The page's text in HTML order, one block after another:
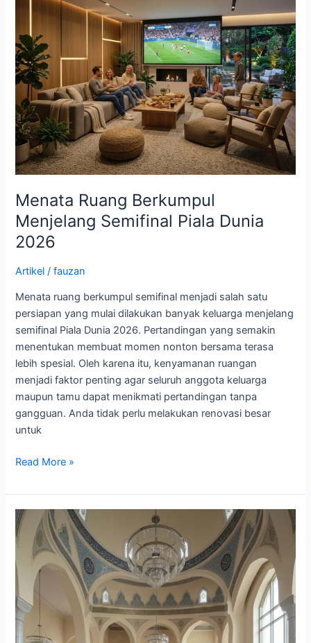
Menata Ruang Berkumpul
Menjelang Semifinal Piala Dunia
2026
Artikel /fauzan
Menata ruang berkumpul semifinal menjadi salah satu
persiapan yang mulai dilakukan banyak keluarga menjelang
semifinal Piala Dunia 2026. Pertandingan yang semakin
menentukan membuat momen nonton bersama terasa
lebih spesial. Oleh karena itu, kenyamanan ruangan
menjadi faktor penting agar seluruh anggota keluarga
maupun tamu dapat menikmati pertandingan tanpa
gangguan. Anda tidak perlu melakukan renovasi besar
untuk
Berkumpul
Semifinal
Piala
Dunia
2026
Read More »
Inspirasi
Motif
Karpet
Masjid
yang
Membuat
Interior
Lebih